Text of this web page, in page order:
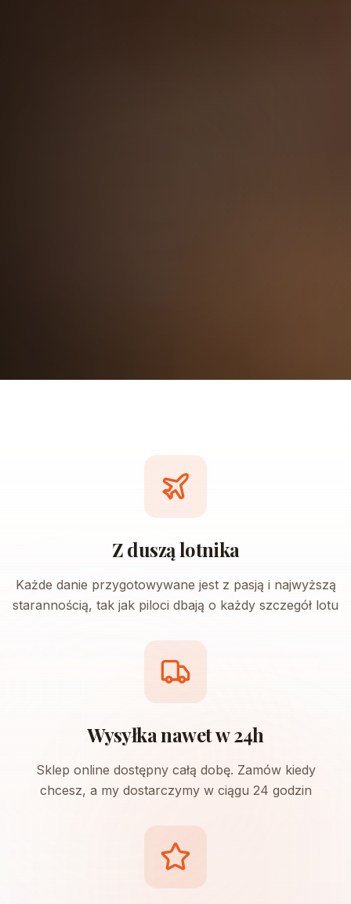
Z duszą lotnika
Każde danie przygotowywane jest z pasją i najwyższą
starannością, tak jak piloci dbają o każdy szczegół lotu
Wysyłka nawet w 24h
Sklep online dostępny całą dobę. Zamów kiedy
chcesz, a my dostarczymy w ciągu 24 godzin